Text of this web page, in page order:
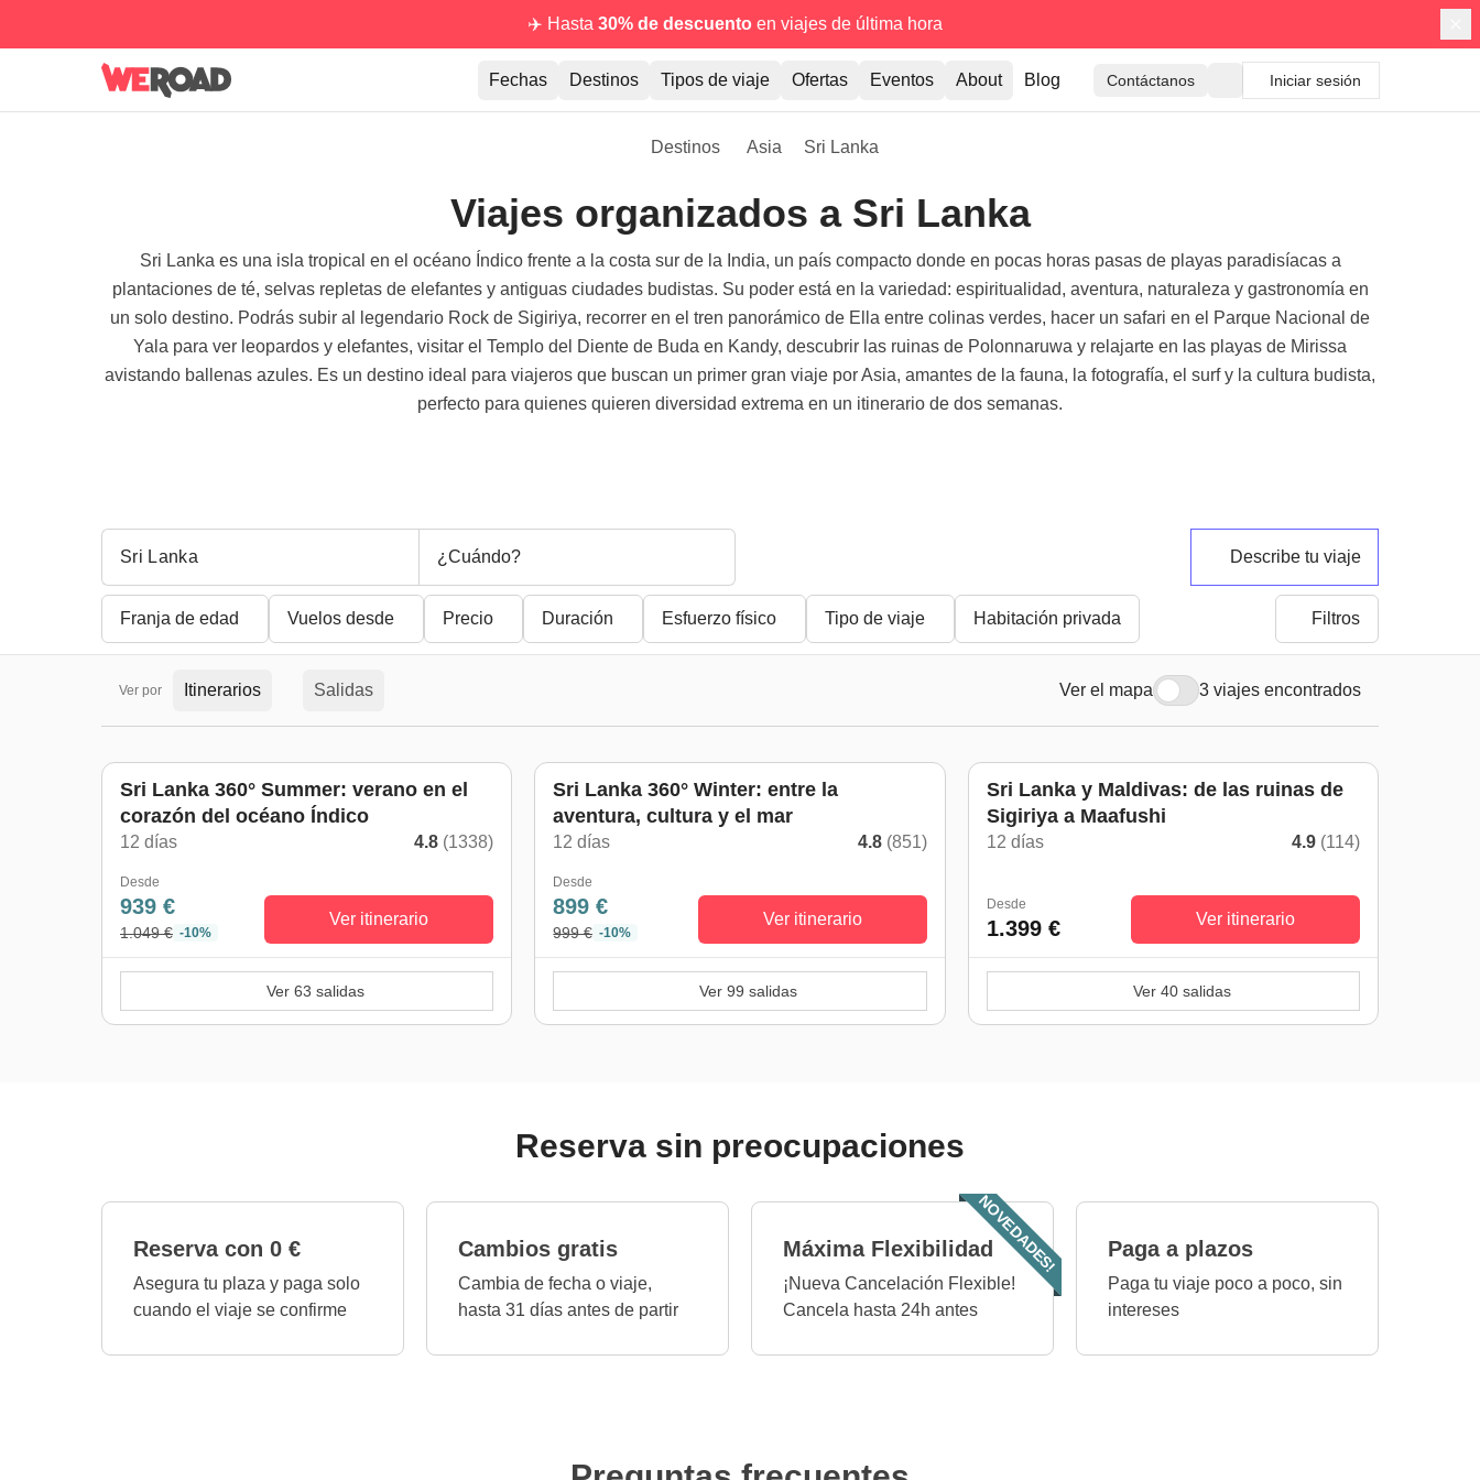
✈️ Hasta 30% de descuentoen viajes de última hora
Fechas Destinos Tipos de viaje Ofertas Eventos About Blog Contáctanos Iniciar sesión
Destinos Asia Sri Lanka
Viajes organizados a Sri Lanka
Sri Lanka es una isla tropical en el océano Índico frente a la costa sur de la India, un país compacto donde en pocas horas pasas de playas paradisíacas a
plantaciones de té, selvas repletas de elefantes y antiguas ciudades budistas. Su poder está en la variedad: espiritualidad, aventura, naturaleza y gastronomía en
un solo destino. Podrás subir al legendario Rock de Sigiriya, recorrer en el tren panorámico de Ella entre colinas verdes, hacer un safari en el Parque Nacional de
Yala para ver leopardos y elefantes, visitar el Templo del Diente de Buda en Kandy, descubrir las ruinas de Polonnaruwa y relajarte en las playas de Mirissa
avistando ballenas azules. Es un destino ideal para viajeros que buscan un primer gran viaje por Asia, amantes de la fauna, la fotografía, el surf y la cultura budista,
perfecto para quienes quieren diversidad extrema en un itinerario de dos semanas.
¿Cuándo? Describe tu viaje
Franja de edad Vuelos desde Precio Duración Esfuerzo físico Tipo de viaje Habitación privada Filtros
Ver por Itinerarios Salidas 3 viajes encontrados
Ver el mapa
De mayo a octubre
Sri Lanka 360° Summer: verano en el
corazón del océano Índico
12 días 4.8 (1338)
Desde
939 €
1.049 € -10%
Ver itinerario
Ver 63 salidas
De octubre a mayo
Sri Lanka 360° Winter: entre la
aventura, cultura y el mar
12 días 4.8 (851)
Desde
899 €
999 € -10%
Ver itinerario
Ver 99 salidas
Sri Lanka y Maldivas: de las ruinas de
Sigiriya a Maafushi
12 días 4.9 (114)
Desde
1.399 € Ver itinerario
Ver 40 salidas
Reserva sin preocupaciones
Reserva con 0 €
Asegura tu plaza y paga solo
cuando el viaje se confirme
Cambios gratis
Cambia de fecha o viaje,
hasta 31 días antes de partir
NOVEDADES!
Máxima Flexibilidad
¡Nueva Cancelación Flexible!
Cancela hasta 24h antes
Paga a plazos
Paga tu viaje poco a poco, sin
intereses